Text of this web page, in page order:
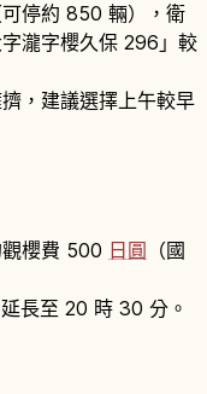
停約 850 輛），衛
瀧字櫻久保 296」較
，建議選擇上午較早
櫻費 500 日圓 （國
長至 20 時 30 分。